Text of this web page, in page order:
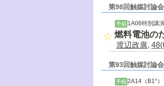
第98回触媒討論会
予稿 1A06特別講
燃料電池の
渡辺政廣,
第93回触媒討論会
予稿 2A14（B1*）